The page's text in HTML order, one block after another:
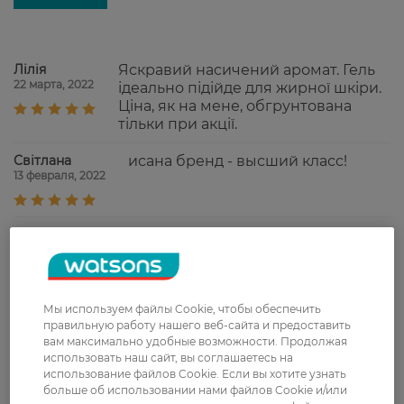
Лілія
22 марта, 2022
Яскравий насичений аромат. Гель
ідеально підійде для жирної шкіри.
Ціна, як на мене, обгрунтована
тільки при акції.
Світлана
13 февраля, 2022
исана бренд - высший класс!
2 февраля, 2022
Валерія
13 января, 2022
Очень ароматный гель, отлично
пенится. Мне понравился)
Людмила
9 января, 2022
Отлично очищает и увлажняет,
Мы используем файлы Cookie, чтобы обеспечить
правильную работу нашего веб-сайта и предоставить
вам максимально удобные возможности. Продолжая
использовать наш сайт, вы соглашаетесь на
использование файлов Cookie. Если вы хотите узнать
больше об использовании нами файлов Cookie и/или